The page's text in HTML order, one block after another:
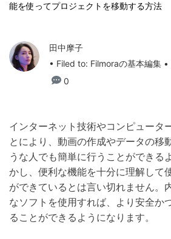
能を使ってプロジェクトを移動する方法
田中摩子
• Filed to: Filmoraの基本編集 •
0
インターネット技術やコンピュータ
とにより、動画の作成やデータの移
うな人でも簡単に行うことができる
かし、便利な機能を十分に理解して
ができているとは言い切れません。
なソフトを使用すれば、より安全か
ることができるようになります。